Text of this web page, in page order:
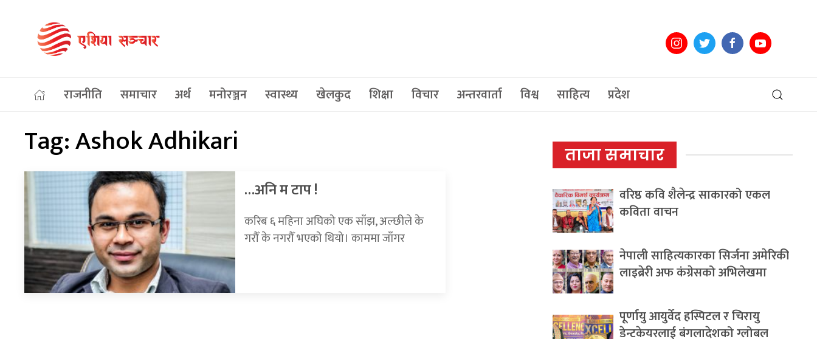
राजनीति समाचार अर्थ मनोरञ्जन स्वास्थ्य खेलकुद शिक्षा विचार अन्तरवार्ता विश्व साहित्य प्रदेश
Tag:Ashok Adhikari
…अनि म टाप !
करिब ६ महिना अघिको एक साँझ, अल्छीले के
गरौँ के नगरौँ भएको थियो। काममा जाँगर
ताजा समाचार
वरिष्ठ कवि शैलेन्द्र साकारको एकल
कविता वाचन
नेपाली साहित्यकारका सिर्जना अमेरिकी
लाइब्रेरी अफ कंग्रेसको अभिलेखमा
पूर्णायु आयुर्वेद हस्पिटल र चिरायु
डेन्टकेयरलाई बंगलादेशको ग्लोबल